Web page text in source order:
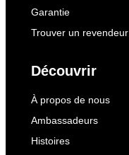
Garantie
Trouver un revendeur
Découvrir
À propos de nous
Ambassadeurs
Histoires